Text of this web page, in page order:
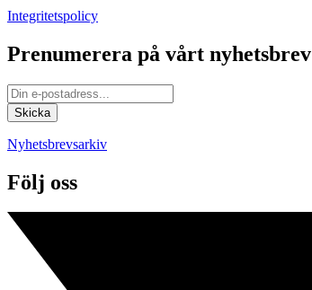
Integritetspolicy
Prenumerera på vårt nyhetsbrev
Nyhetsbrevsarkiv
Följ oss